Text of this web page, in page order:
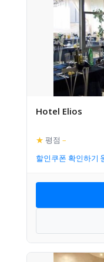
Hotel Elios
★ 평점 –
할인쿠폰 확인하기